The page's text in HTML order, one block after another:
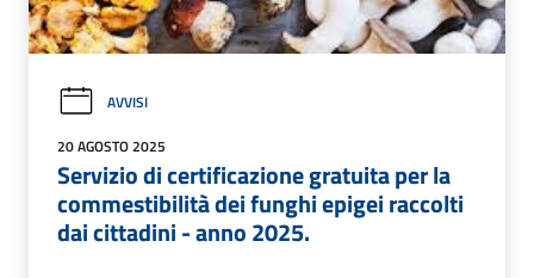
AVVISI
20 AGOSTO 2025
Servizio di certificazione gratuita per la
commestibilità dei funghi epigei raccolti
dai cittadini - anno 2025.